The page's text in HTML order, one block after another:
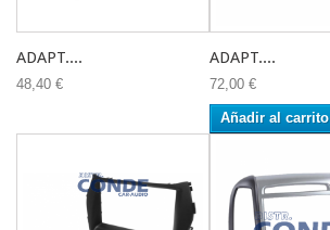
ADAPT....
48,40 €
ADAPT....
72,00 €
Añadir al carrito